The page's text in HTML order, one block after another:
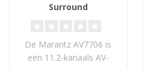
Surround
De Marantz AV7706 is
een 11.2-kanaals AV-